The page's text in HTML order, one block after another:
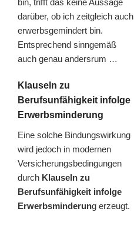
darüber, ob ich zeitgleich auch
erwerbsgemindert bin.
Entsprechend sinngemäß
auch genau andersrum …
Klauseln zu
Berufsunfähigkeit infolge
Erwerbsminderung
Eine solche Bindungswirkung
wird jedoch in modernen
Versicherungsbedingungen
durch Klauseln zu
Berufsunfähigkeit infolge
Erwerbsminderung erzeugt.